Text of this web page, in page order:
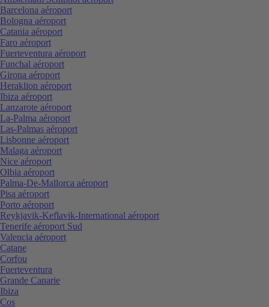
Barcelona aéroport
Bologna aéroport
Catania aéroport
Faro aéroport
Fuerteventura aéroport
Funchal aéroport
Girona aéroport
Heraklion aéroport
Ibiza aéroport
Lanzarote aéroport
La-Palma aéroport
Las-Palmas aéroport
Lisbonne aéroport
Malaga aéroport
Nice aéroport
Olbia aéroport
Palma-De-Mallorca aéroport
Pisa aéroport
Porto aéroport
Reykjavik-Keflavik-International aéroport
Tenerife aéroport Sud
Valencia aéroport
Catane
Corfou
Fuerteventura
Grande Canarie
Ibiza
Cos